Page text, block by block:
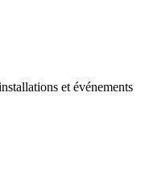
et événements